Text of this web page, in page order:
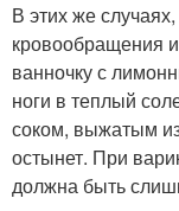
В этих же
кровообращения
ванночку с
ноги в теплый
соком, выжатым
остынет. При
должна быть